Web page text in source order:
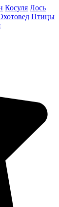
Косуля Лось
Птицы